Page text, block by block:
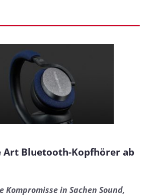
Art Bluetooth-Kopfhörer ab
Kompromisse in Sachen Sound,